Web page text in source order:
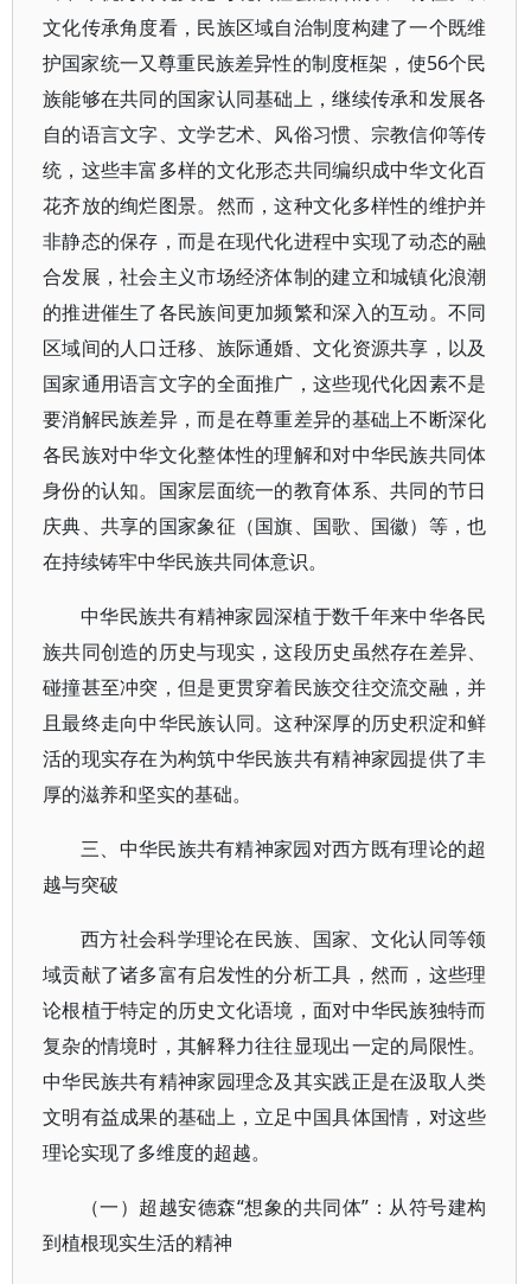
文化传承角度看，民族区域自治制度构建了一个既维
护国家统一又尊重民族差异性的制度框架，使56个民
族能够在共同的国家认同基础上，继续传承和发展各
自的语言文字、文学艺术、风俗习惯、宗教信仰等传
统，这些丰富多样的文化形态共同编织成中华文化百
花齐放的绚烂图景。然而，这种文化多样性的维护并
非静态的保存，而是在现代化进程中实现了动态的融
合发展，社会主义市场经济体制的建立和城镇化浪潮
的推进催生了各民族间更加频繁和深入的互动。不同
区域间的人口迁移、族际通婚、文化资源共享，以及
国家通用语言文字的全面推广，这些现代化因素不是
要消解民族差异，而是在尊重差异的基础上不断深化
各民族对中华文化整体性的理解和对中华民族共同体
身份的认知。国家层面统一的教育体系、共同的节日
庆典、共享的国家象征（国旗、国歌、国徽）等，也
在持续铸牢中华民族共同体意识。
中华民族共有精神家园深植于数千年来中华各民
族共同创造的历史与现实，这段历史虽然存在差异、
碰撞甚至冲突，但是更贯穿着民族交往交流交融，并
且最终走向中华民族认同。这种深厚的历史积淀和鲜
活的现实存在为构筑中华民族共有精神家园提供了丰
厚的滋养和坚实的基础。
三、中华民族共有精神家园对西方既有理论的超
越与突破
西方社会科学理论在民族、国家、文化认同等领
域贡献了诸多富有启发性的分析工具，然而，这些理
论根植于特定的历史文化语境，面对中华民族独特而
复杂的情境时，其解释力往往显现出一定的局限性。
中华民族共有精神家园理念及其实践正是在汲取人类
文明有益成果的基础上，立足中国具体国情，对这些
理论实现了多维度的超越。
（一）超越安德森“想象的共同体”：从符号建构
到植根现实生活的精神